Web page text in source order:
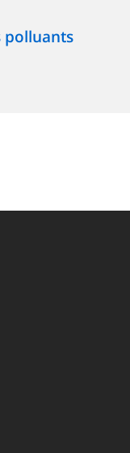
polluants